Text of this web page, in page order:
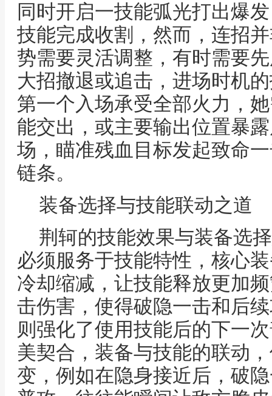
同时开启一技能弧光打出爆
技能完成收割，然而，连招
势需要灵活调整，有时需要
大招撤退或追击，进场时机
第一个入场承受全部火力，
能交出，或主要输出位置暴
场，瞄准残血目标发起致命
链条。
装备选择与技能联动之道
荆轲的技能效果与装备选
必须服务于技能特性，核心
冷却缩减，让技能释放更加
击伤害，使得破隐一击和后
则强化了使用技能后的下一
美契合，装备与技能的联动
变，例如在隐身接近后，破